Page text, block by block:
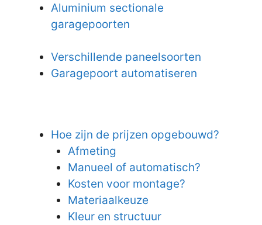
Aluminium sectionale
garagepoorten
Verschillende paneelsoorten
Garagepoort automatiseren
Hoe zijn de prijzen opgebouwd?
Afmeting
Manueel of automatisch?
Kosten voor montage?
Materiaalkeuze
Kleur en structuur